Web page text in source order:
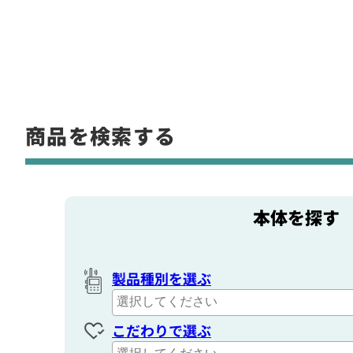
商品を検索する
本体を探す
製品種別を選ぶ
こだわりで選ぶ